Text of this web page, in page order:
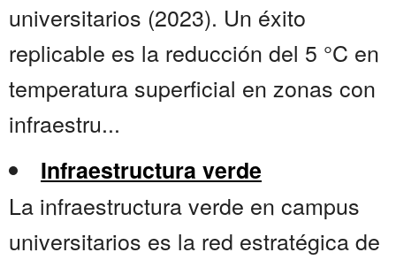
universitarios (2023). Un éxito
replicable es la reducción del 5 °C en
temperatura superficial en zonas con
infraestru...
Infraestructura verde
La infraestructura verde en campus
universitarios es la red estratégica de